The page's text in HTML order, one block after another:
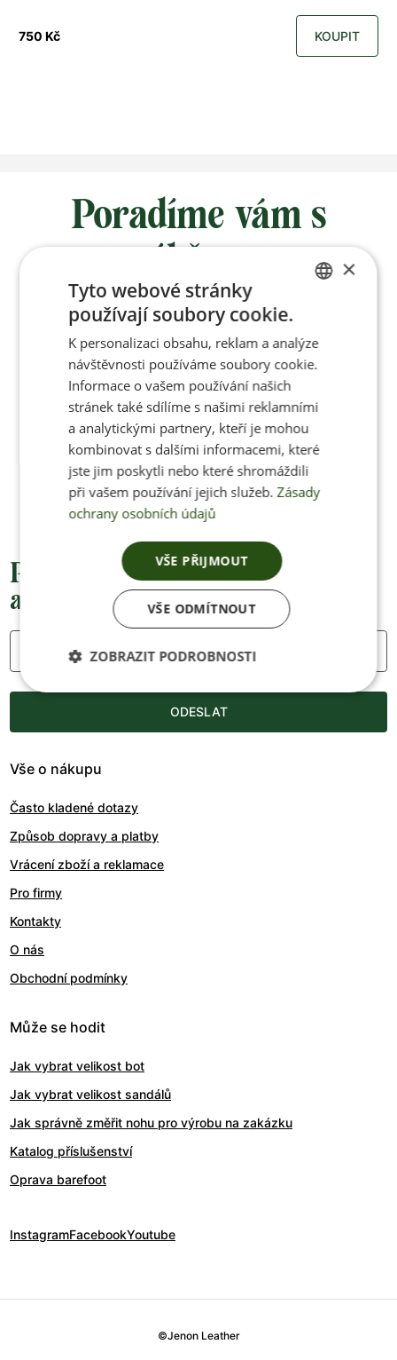
750 Kč KOUPIT
Poradíme vám s
výběrem
Po-Pá 8:00 – 17:00
Jan Pančocha
+420 770 669 100
info@jenonleather.cz
Přednostní informace o soutěžích,
akcích a novinkách
Váš e-mail
ODESLAT
Vše o nákupu
Často kladené dotazy
Způsob dopravy a platby
Vrácení zboží a reklamace
Pro firmy
Kontakty
O nás
Obchodní podmínky
Může se hodit
Jak vybrat velikost bot
Jak vybrat velikost sandálů
Jak správně změřit nohu pro výrobu na zakázku
Katalog příslušenství
Oprava barefoot
InstagramFacebookYoutube
©Jenon Leather
ENGLISH
×
Tyto webové stránky
používají soubory cookie.
K personalizaci obsahu, reklam a analýze
návštěvnosti používáme soubory cookie.
Informace o vašem používání našich
stránek také sdílíme s našimi reklamními
a analytickými partnery, kteří je mohou
kombinovat s dalšími informacemi, které
jste jim poskytli nebo které shromáždili
při vašem používání jejich služeb. Zásady
ochrany osobních údajů
VŠE PŘIJMOUT
VŠE ODMÍTNOUT
ZOBRAZIT PODROBNOSTI